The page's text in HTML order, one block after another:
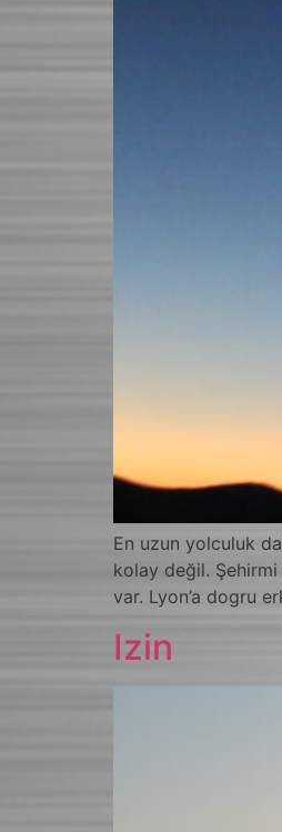
En uzun yolculuk
kolay değil.
var. Lyon’a dogru
Izin